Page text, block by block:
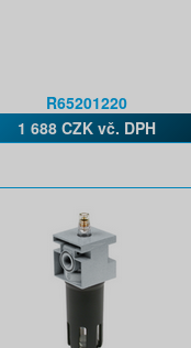
R65201220
1 688 CZK vč. DPH